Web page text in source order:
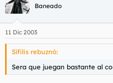
Baneado
11 Dic 2003
Sífilis rebuznó:
Sera que juegan bastante al